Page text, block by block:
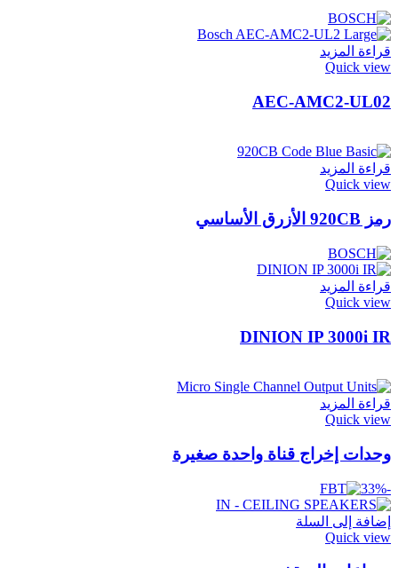
قراءة المزيد
Quick view
AEC-AMC2-UL02
قراءة المزيد
Quick view
رمز 920CB الأزرق الأساسي
قراءة المزيد
Quick view
DINION IP 3000i IR
قراءة المزيد
Quick view
وحدات إخراج قناة واحدة صغيرة
-33%
إضافة إلى السلة
Quick view